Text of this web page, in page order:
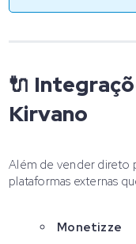
🔌
Kirvano
Além de vender direto
plataformas externas
Monetizze